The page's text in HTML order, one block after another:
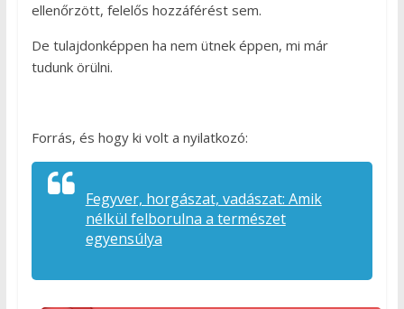
ellenőrzött, felelős hozzáférést sem.
De tulajdonképpen ha nem ütnek éppen, mi már
tudunk örülni.
Forrás, és hogy ki volt a nyilatkozó:
Fegyver, horgászat, vadászat: Amik
nélkül felborulna a természet
egyensúlya